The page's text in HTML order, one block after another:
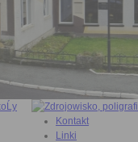
Kontakt
Linki